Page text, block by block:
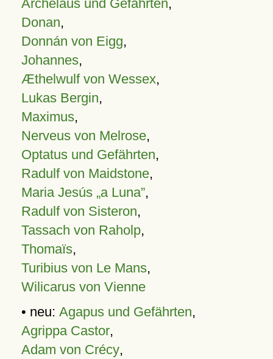
Archelaus und Gefährten,
Donan,
Donnán von Eigg,
Johannes,
Æthelwulf von Wessex,
Lukas Bergin,
Maximus,
Nerveus von Melrose,
Optatus und Gefährten,
Radulf von Maidstone,
Maria Jesús „a Luna”,
Radulf von Sisteron,
Tassach von Raholp,
Thomaïs,
Turibius von Le Mans,
Wilicarus von Vienne
• neu: Agapus und Gefährten,
Agrippa Castor,
Adam von Crécy,